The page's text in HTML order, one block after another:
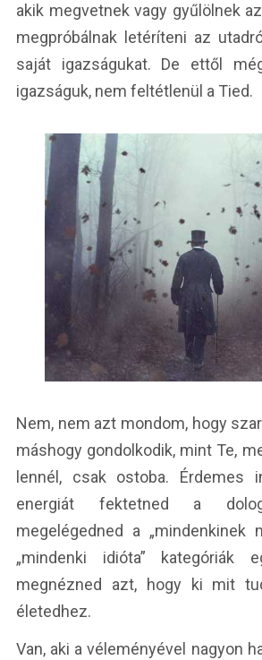
akik megvetnek vagy gyűlölnek
megpróbálnak letéríteni az
saját igazságukat. De ettől
igazságuk, nem feltétlenül a Tied.
Nem, nem azt mondom, hogy
máshogy gondolkodik, mint Te,
lennél, csak ostoba. Érdemes
energiát fektetned a
megelégedned a „mindenkinek
„mindenki idióta” kategóriák
megnézned azt, hogy ki mit
életedhez.
Van, aki a véleményével nagyon